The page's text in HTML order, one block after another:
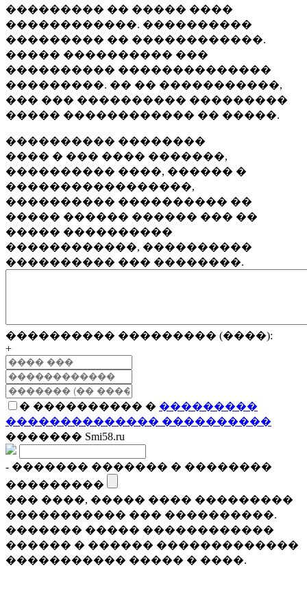
��������� �� ����� ����
������������. ����������
��������� �� ������������.
����� ���������� ���
���������� ��������������
���������. �� �� �����������,
��� ��� ���������� ���������
����� ������������ �� �����.
���������� ��������
���� � ��� ���� �������,
���������� ����, ������ �
�����������������,
���������� ���������� ��
����� ������ ������ ��� ��
����� ����������
������������, ����������
���������� ��� ��������.
���������� ��������� (����):
+
� ���������� � ���������
�������������� ����������
������� Smi58.ru
- ������� ������� � ��������
���������
��� ����, ����� ���� ���������
����������� ��� ����������.
������� ����� ������������
������ � ������ �������������
����������� ����� � ����.